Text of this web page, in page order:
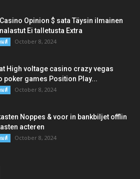
Opinion $ sata Täysin ilmainen
Ei talletusta Extra
มส์ October 8, 2024
High voltage casino crazy vegas
poker games Position Play...
มส์ October 8, 2024
Noppes & voor in bankbiljet offlin
acteren
มส์ October 8, 2024